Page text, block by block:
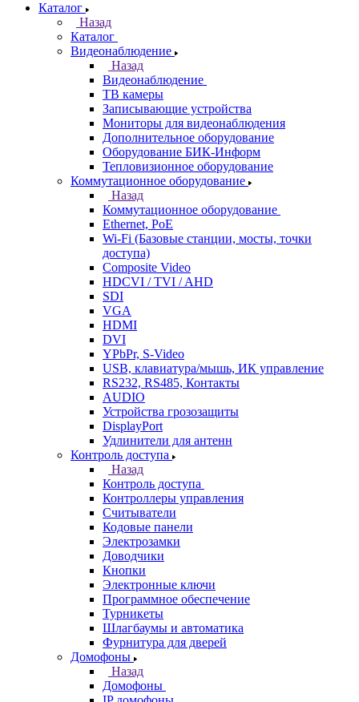
Каталог
Назад
Каталог
Видеонаблюдение
Назад
Видеонаблюдение
ТВ камеры
Записывающие устройства
Мониторы для видеонаблюдения
Дополнительное оборудование
Оборудование БИК-Информ
Тепловизионное оборудование
Коммутационное оборудование
Назад
Коммутационное оборудование
Ethernet, PoE
Wi-Fi (Базовые станции, мосты, точки
доступа)
Composite Video
HDCVI / TVI / AHD
SDI
VGA
HDMI
DVI
YPbPr, S-Video
USB, клавиатура/мышь, ИК управление
RS232, RS485, Контакты
AUDIO
Устройства грозозащиты
DisplayPort
Удлинители для антенн
Контроль доступа
Назад
Контроль доступа
Контроллеры управления
Считыватели
Кодовые панели
Электрозамки
Доводчики
Кнопки
Электронные ключи
Программное обеспечение
Турникеты
Шлагбаумы и автоматика
Фурнитура для дверей
Домофоны
Назад
Домофоны